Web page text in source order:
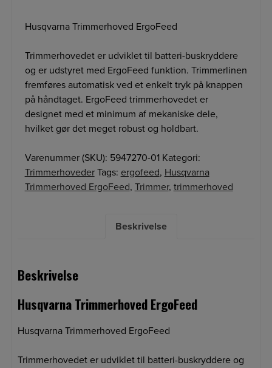
Husqvarna Trimmerhoved ErgoFeed
Trimmerhovedet er udviklet til batteri-buskryddere
og er udstyret med ErgoFeed funktion. Trimmerlinen
fremføres automatisk ved et enkelt tryk på knappen
på håndtaget. ErgoFeed trimmerhovedet er
designet med et minimum af mekaniske dele,
hvilket gør det meget robust og holdbart.
Varenummer (SKU): 5947270-01 Kategori:
Trimmerhoveder Tags: ergofeed, Husqvarna
Trimmerhoved ErgoFeed, Trimmer, trimmerhoved
Beskrivelse
Beskrivelse
Husqvarna Trimmerhoved ErgoFeed
Husqvarna Trimmerhoved ErgoFeed
Trimmerhovedet er udviklet til batteri-buskryddere og